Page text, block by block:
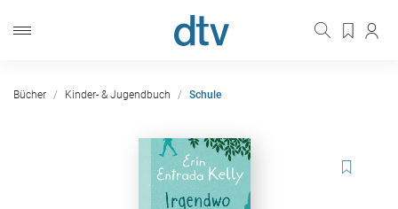
Bücher Kinder- & Jugendbuch Schule